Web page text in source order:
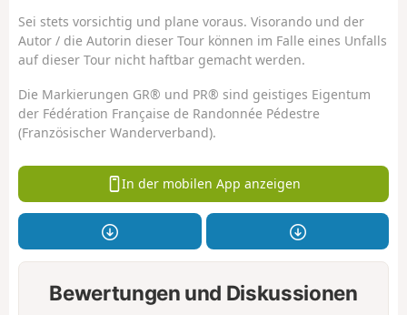
Sei stets vorsichtig und plane voraus. Visorando und der
Autor / die Autorin dieser Tour können im Falle eines Unfalls
auf dieser Tour nicht haftbar gemacht werden.
Die Markierungen GR® und PR® sind geistiges Eigentum
der Fédération Française de Randonnée Pédestre
(Französischer Wanderverband).
In der mobilen App anzeigen
Bewertungen und Diskussionen